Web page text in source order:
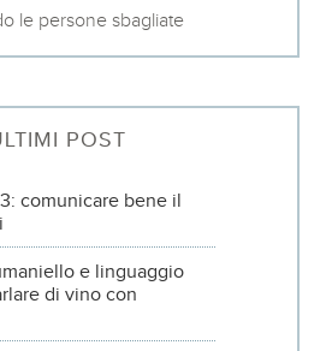
le persone sbagliate
POST
comunicare bene il
e linguaggio
di vino con